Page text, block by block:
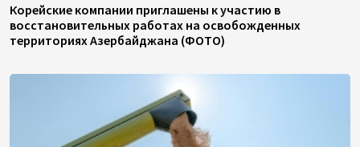
Корейские компании приглашены к участию в
восстановительных работах на освобожденных
территориях Азербайджана (ФОТО)